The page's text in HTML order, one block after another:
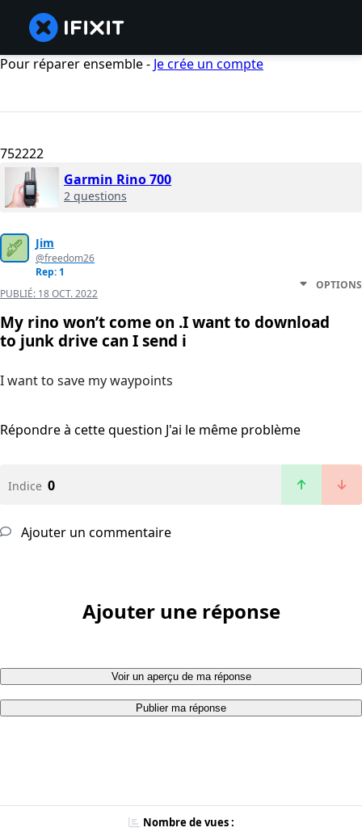
Pour réparer ensemble - Je crée un compte
752222
Garmin Rino 700
2 questions
Jim
@freedom26
Rep: 1
PUBLIÉ: 18 OCT. 2022
OPTIONS
My rino won’t come on .I want to download
to junk drive can I send i
I want to save my waypoints
Répondre à cette question J'ai le même problème
Indice 0
Ajouter un commentaire
Ajouter une réponse
Voir un aperçu de ma réponse
Publier ma réponse
Nombre de vues :